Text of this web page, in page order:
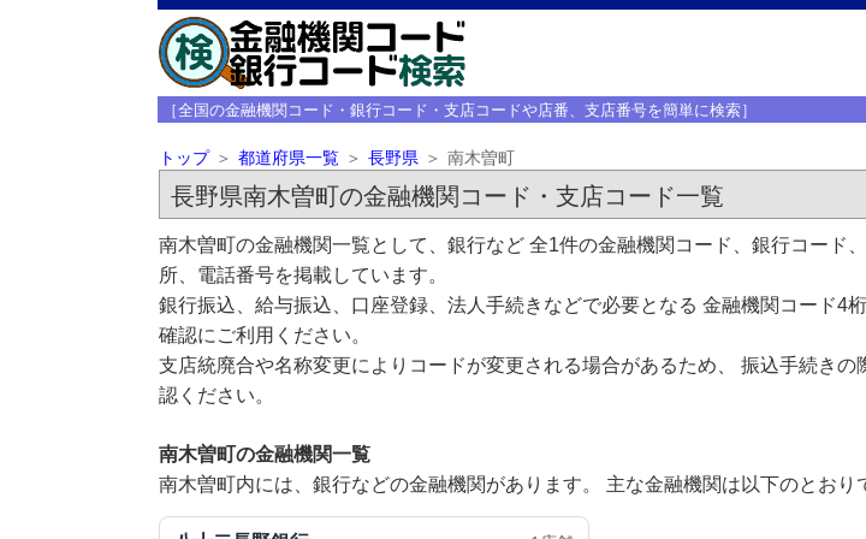
［全国の金融機関コード・銀行コード・支店コードや店番、支店番号を簡単に検索］
トップ 都道府県一覧 長野県 南木曽町
長野県南木曽町の金融機関コード・支店コード一覧
南木曽町の金融機関一覧として、銀行など 全1件の金融機関コード、銀行コード
所、電話番号を掲載しています。
銀行振込、給与振込、口座登録、法人手続きなどで必要となる 金融機関コード4
確認にご利用ください。
支店統廃合や名称変更によりコードが変更される場合があるため、 振込手続きの
認ください。
南木曽町の金融機関一覧
南木曽町内には、銀行などの金融機関があります。 主な金融機関は以下のとおり